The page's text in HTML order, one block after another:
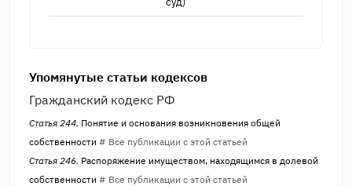
Упомянутые статьи кодексов
Гражданский кодекс РФ
Статья 244. Понятие и основания возникновения общей
собственности # Все публикации с этой статьей
Статья 246. Распоряжение имуществом, находящимся в долевой
собственности # Все публикации с этой статьей